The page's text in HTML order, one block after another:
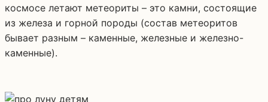
космосе летают метеориты – это камни, состоящие
из железа и горной породы (состав метеоритов
бывает разным – каменные, железные и железно-
каменные).